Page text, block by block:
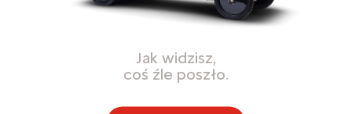
Jak widzisz,
coś źle poszło.